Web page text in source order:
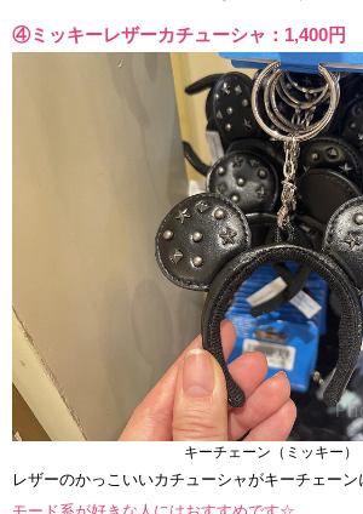
④ミッキーレザーカチューシャ：1,400円
キーチェーン（ミッキー）
レザーのかっこいいカチューシャがキーチェーン